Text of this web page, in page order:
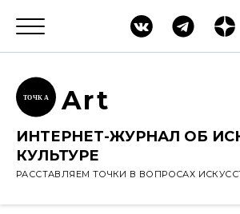
ТОЧК А Art
ИНТЕРНЕТ-ЖУРНАЛ ОБ
КУЛЬТУРЕ
РАССТАВЛЯЕМ ТОЧКИ В ВОПРОСАХ